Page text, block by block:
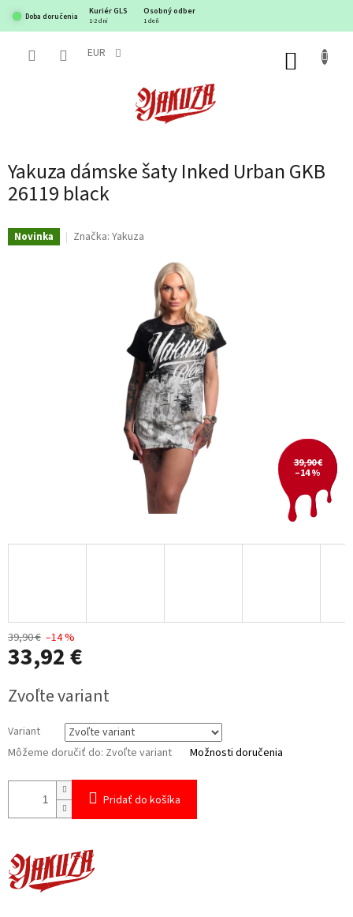
obsah
Doba doručenia
Kuriér GLS Osobný odber
1-2 dni 1 deň
EUR
Yakuza dámske šaty Inked Urban GKB
26119 black
Novinka Značka: Yakuza
39,90 €
–14 %
39,90 € –14 %
33,92 €
cena:
Zvoľte variant
Variant
Môžeme doručiť do: Zvoľte variant Možnosti doručenia
Pridať do košíka